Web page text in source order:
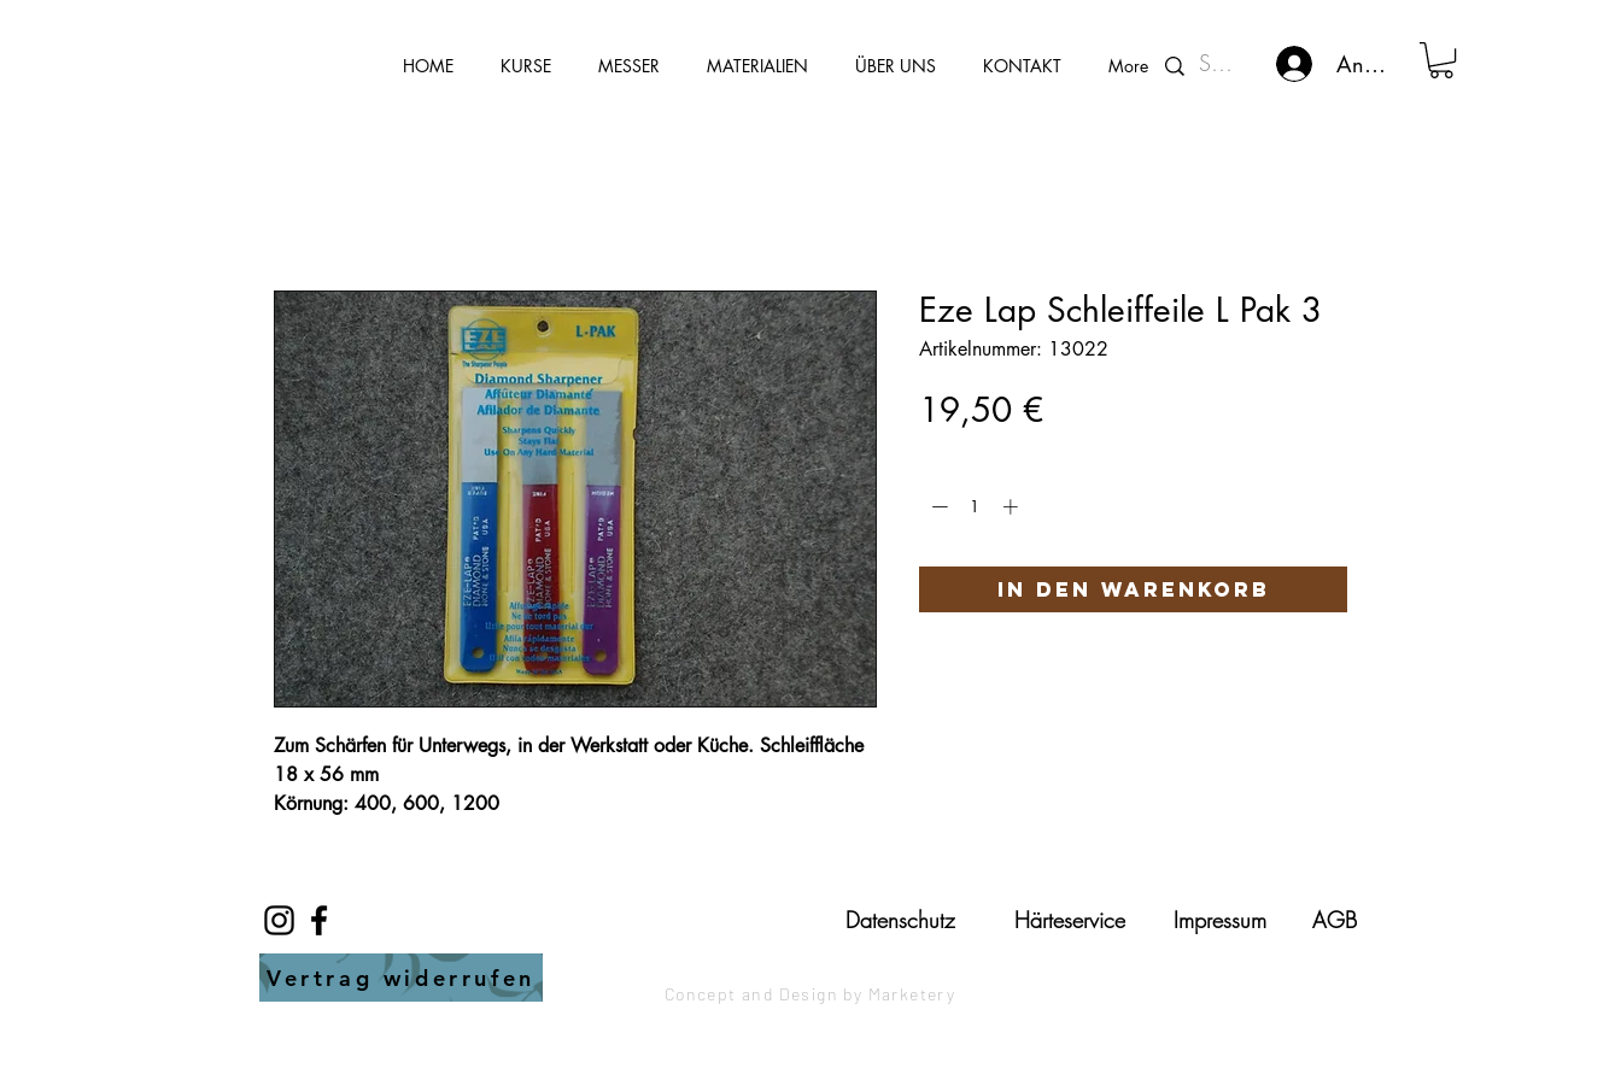
HOME KURSE MESSER MATERIALIEN ÜBER UNS KONTAKT More Kunden - Login
Anmelden
Zum Schärfen für Unterwegs, in der Werkstatt oder Küche. Schleiffläche
18 x 56 mm
Körnung: 400, 600, 1200
Eze Lap Schleiffeile L Pak 3
Artikelnummer: 13022
19,50 €Preis
In den Warenkorb
Vertrag widerrufen
Datenschutz Härteservice Impressum AGB
Concept and Design by Marketery